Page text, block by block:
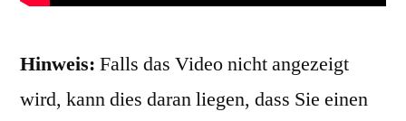
Hinweis: Falls das Video nicht angezeigt
wird, kann dies daran liegen, dass Sie einen